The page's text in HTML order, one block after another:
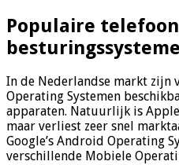
Populaire telefoon
In de Nederlandse markt zijn
Operating Systemen
apparaten. Natuurlijk is
maar verliest zeer snel
Google’s Android Operating
verschillende Mobiele